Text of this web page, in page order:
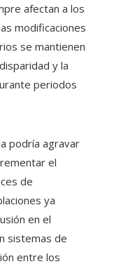
afectan a los
modificaciones
se mantienen
y la
periodos
podría agravar
el
de
ya
en el
sistemas de
entre los